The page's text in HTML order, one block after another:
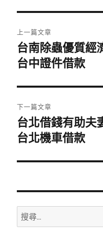
章
導
覽
上一篇文章
上
一
文
章:
台南除蟲優質經
台中證件借款
下一篇文章
下
一
文
台北借錢有助夫
台北機車借款
搜
尋